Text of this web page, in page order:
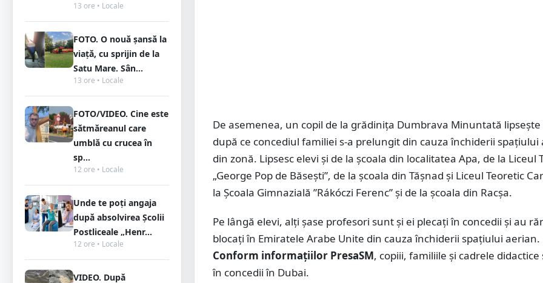
13 ore • Locale
FOTO. O nouă șansă la
viață, cu sprijin de la
Satu Mare. Sân...
13 ore • Locale
FOTO/VIDEO. Cine este
sătmăreanul care
umblă cu crucea în
sp...
12 ore • Locale
Unde te poți angaja
după absolvirea Școlii
Postliceale „Henr...
12 ore • Locale
VIDEO. După
De asemenea, un copil de la grădinița Dumbrava Minuntată
după ce concediul familiei s-a prelungit din cauza închiderii spațiului
din zonă. Lipsesc elevi și de la școala din localitatea Apa, de la Liceul
„George Pop de Băsești”, de la școala din Tășnad și Liceul Teoretic
la Școala Gimnazială ”Rákóczi Ferenc” și de la școala din Racșa.
Pe lângă elevi, alți șase profesori sunt și ei plecați în concedii și au
blocați în Emiratele Arabe Unite din cauza închiderii spațiului aerian.
Conform informațiilor PresaSM, copiii, familiile și cadrele didactice
în concedii în Dubai.